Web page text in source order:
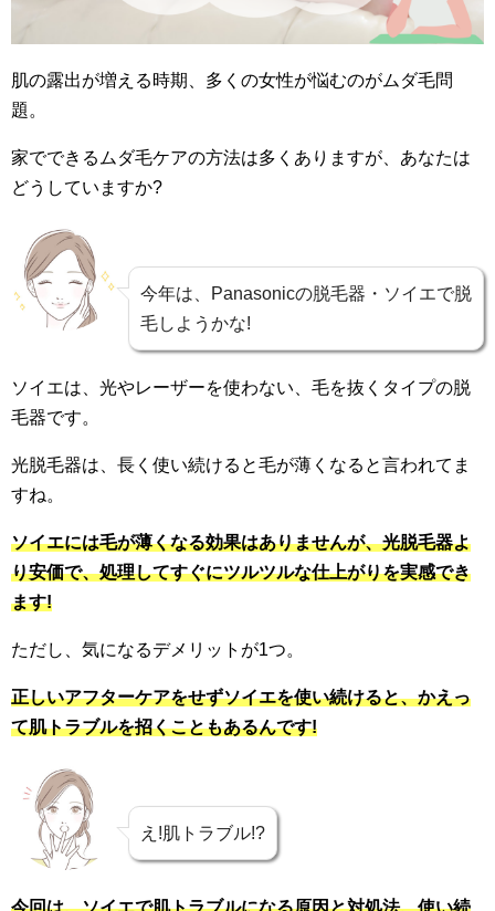
肌の露出が増える時期、多くの女性が悩むのがムダ毛問
題。
家でできるムダ毛ケアの方法は多くありますが、あなたは
どうしていますか?
今年は、Panasonicの脱毛器・ソイエで脱
毛しようかな!
ソイエは、光やレーザーを使わない、毛を抜くタイプの脱
毛器です。
光脱毛器は、長く使い続けると毛が薄くなると言われてま
すね。
ソイエには毛が薄くなる効果はありませんが、光脱毛器よ
り安価で、処理してすぐにツルツルな仕上がりを実感でき
ます!
ただし、気になるデメリットが1つ。
正しいアフターケアをせずソイエを使い続けると、かえっ
て肌トラブルを招くこともあるんです!
え!肌トラブル!?
今回は、ソイエで肌トラブルになる原因と対処法、使い続